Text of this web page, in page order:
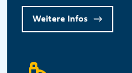
Weitere Infos